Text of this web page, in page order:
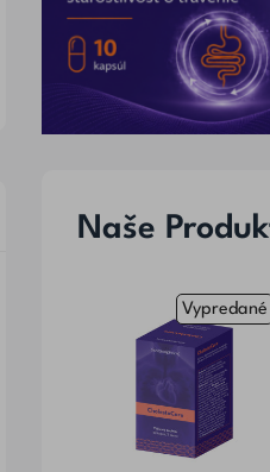
Naše
Vypredané
DO KOŠÍKA